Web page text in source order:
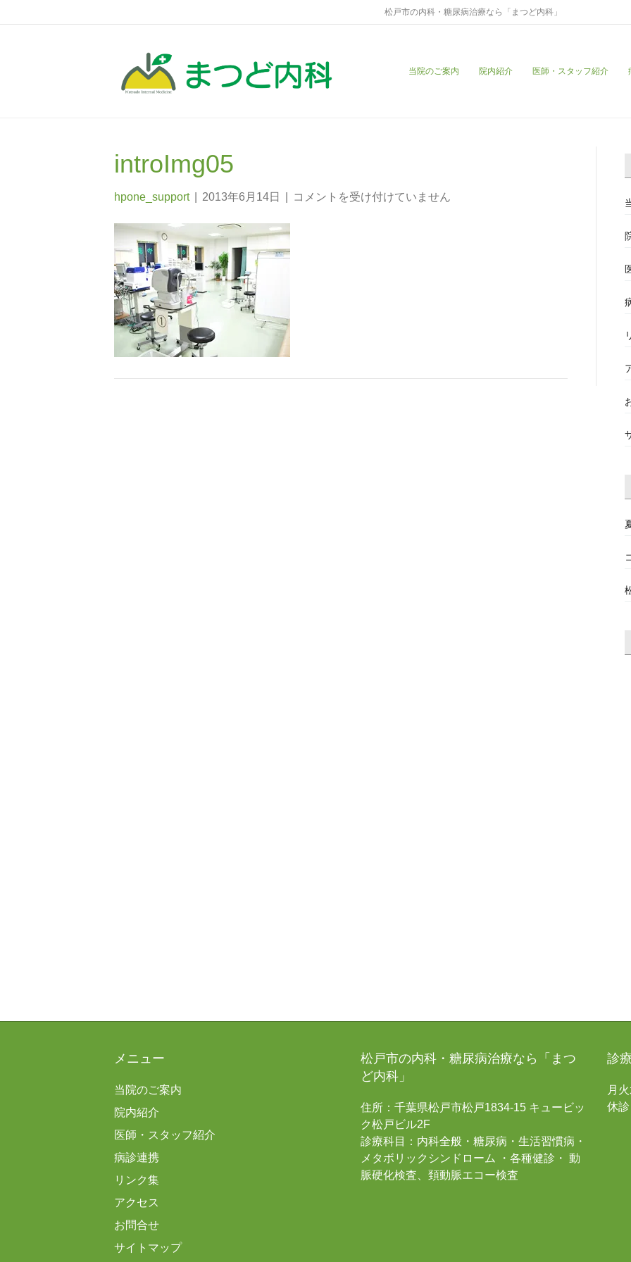
松戸市の内科・糖尿病治療なら「まつど内科」
当院のご案内 院内紹介 医師・スタッフ紹介
introImg05
hpone_support 2013年6月14日 コメントを受け付けていません
メニュー
当院のご案内
院内紹介
医師・スタッフ紹介
病診連携
リンク集
アクセス
お問合せ
サイトマップ
松戸市の内科・糖尿病治療なら「まつ
ど内科」
住所：千葉県松戸市松戸1834-15 キュービッ
ク松戸ビル2F
診療科目：内科全般・糖尿病・生活習慣病・
メタボリックシンドローム ・各種健診・ 動
脈硬化検査、頚動脈エコー検査
診
月
休